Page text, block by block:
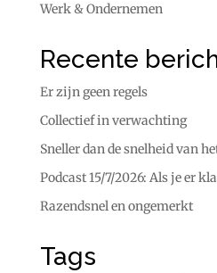
Werk & Ondernemen
Recente
Er zijn geen regels
Collectief in verwachting
Sneller dan de snelheid van
Podcast 15/7/2026: Als je er
Razendsnel en ongemerkt
Tags